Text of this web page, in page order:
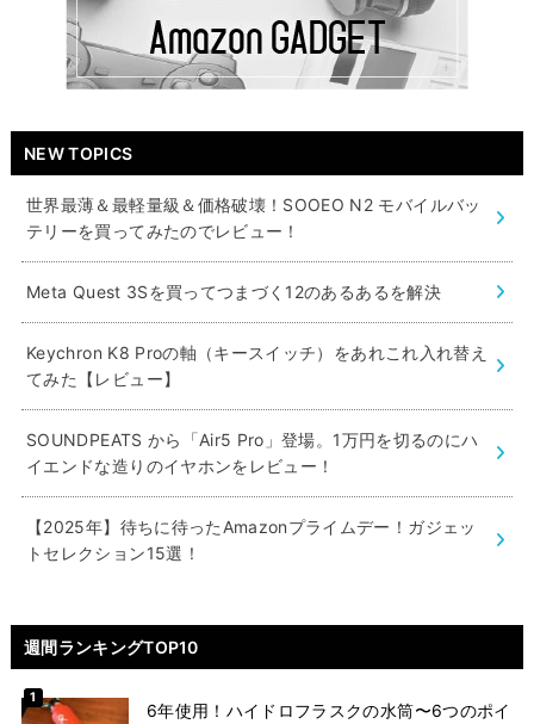
NEW TOPICS
世界最薄＆最軽量級＆価格破壊！SOOEO N2 モバイルバッ
テリーを買ってみたのでレビュー！
Meta Quest 3Sを買ってつまづく12のあるあるを解決
Keychron K8 Proの軸（キースイッチ）をあれこれ入れ替え
てみた【レビュー】
SOUNDPEATS から「Air5 Pro」登場。1万円を切るのにハ
イエンドな造りのイヤホンをレビュー！
【2025年】待ちに待ったAmazonプライムデー！ガジェッ
トセレクション15選！
週間ランキングTOP10
6年使用！ハイドロフラスクの水筒〜6つのポイ